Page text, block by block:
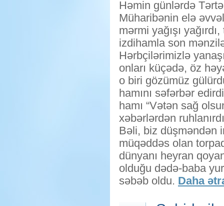
Həmin günlərdə
Müharibənin elə
mərmi yağışı
izdihamla son
Hərbçilərimizlə
onları küçədə, öz
o biri gözümüz
hamını səfərbər
hamı “Vətən sağ
xəbərlərdən
Bəli, biz düşməndən
müqəddəs olan
dünyanı heyran
olduğu dədə-baba
səbəb oldu. Daha